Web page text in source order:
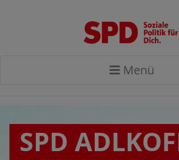
Menü
SPD